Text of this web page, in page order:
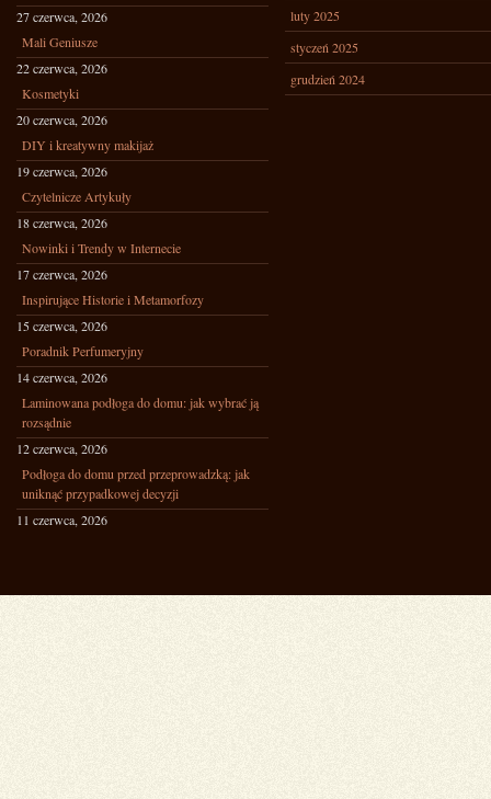
27 czerwca, 2026
Mali Geniusze
22 czerwca, 2026
Kosmetyki
20 czerwca, 2026
DIY i kreatywny makijaż
19 czerwca, 2026
Czytelnicze Artykuły
18 czerwca, 2026
Nowinki i Trendy w Internecie
17 czerwca, 2026
Inspirujące Historie i Metamorfozy
15 czerwca, 2026
Poradnik Perfumeryjny
14 czerwca, 2026
Laminowana podłoga do domu: jak wybrać ją
rozsądnie
12 czerwca, 2026
Podłoga do domu przed przeprowadzką: jak
uniknąć przypadkowej decyzji
11 czerwca, 2026
luty 2025
styczeń 2025
grudzień 2024